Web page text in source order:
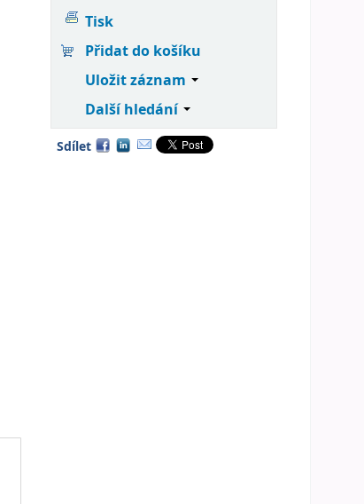
Tisk
Přidat do košíku
Uložit záznam
Další hledání
Sdílet